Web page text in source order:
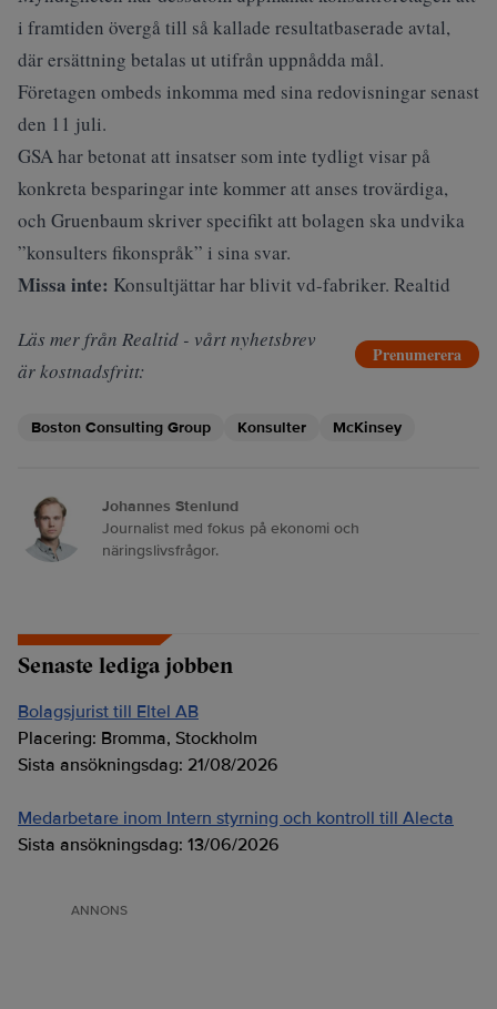
i framtiden övergå till så kallade resultatbaserade avtal,
där ersättning betalas ut utifrån uppnådda mål.
Företagen ombeds inkomma med sina redovisningar senast
den 11 juli.
GSA har betonat att insatser som inte tydligt visar på
konkreta besparingar inte kommer att anses trovärdiga,
och Gruenbaum skriver specifikt att bolagen ska undvika
”konsulters fikonspråk” i sina svar.
Missa inte: Konsultjättar har blivit vd-fabriker. Realtid
Läs mer från Realtid - vårt nyhetsbrev
är kostnadsfritt:
Prenumerera
Boston Consulting Group Konsulter McKinsey
Johannes Stenlund
Journalist med fokus på ekonomi och
näringslivsfrågor.
Senaste lediga jobben
Bolagsjurist till Eltel AB
Placering: Bromma, Stockholm
Sista ansökningsdag: 21/08/2026
Medarbetare inom Intern styrning och kontroll till Alecta
Sista ansökningsdag: 13/06/2026
ANNONS